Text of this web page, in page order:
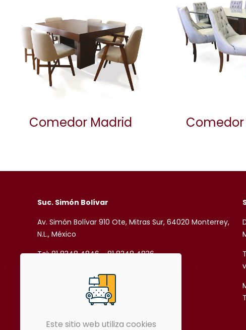
Comedor Madrid
Suc. Simón Bolívar
Av. Simón Bolívar 910 Ote, Mitras Sur, 64020 Monterrey,
N.L., México
Tel: 81 8348 4846 - 81 8348 4836
81 8343 9043 - 81 8345 5725
ventassimonbolivararagon@gmail.com
Rubén
Este sitio web utiliza cookies